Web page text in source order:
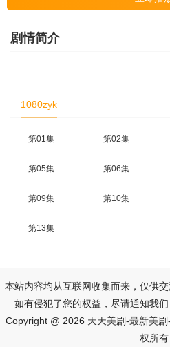
剧情简介
1080zyk
第01集 第02集
第05集 第06集
第09集 第10集
第13集
本站内容均从互联网收集而来，仅供
如有侵犯了您的权益，尽请通知我
Copyright @ 2026 天天美剧-最新美
权所有